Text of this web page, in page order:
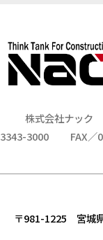
株式会社ナック
3000
FAX／
〒981-1225 宮城